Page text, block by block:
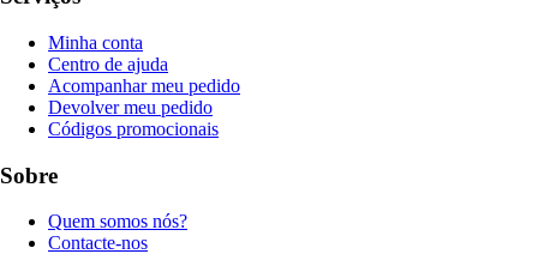
Minha conta
Centro de ajuda
Acompanhar meu pedido
Devolver meu pedido
Códigos promocionais
Sobre
Quem somos nós?
Contacte-nos